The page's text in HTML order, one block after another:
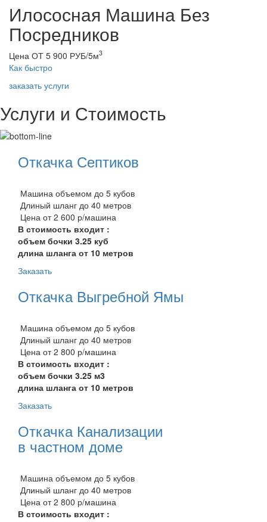
Илососная Машина Без
Посредников
Цена ОТ 5 900 РУБ/5м3
Как быстро
заказать услуги
Услуги и Стоимость
Откачка Септиков
Машина объемом до 5 кубов
Длиный шланг до 40 метров
Цена от 2 600 р/машина
В стоимость входит :
объем бочки 3.25 куб
длина шланга от 10 метров
Заказать
Откачка Выгребной Ямы
Машина объемом до 5 кубов
Длиный шланг до 40 метров
Цена от 2 800 р/машина
В стоимость входит :
объем бочки 3.25 м3
длина шланга от 10 метров
Заказать
Откачка Канализации
в частном доме
Машина объемом до 5 кубов
Длиный шланг до 40 метров
Цена от 2 800 р/машина
В стоимость входит :